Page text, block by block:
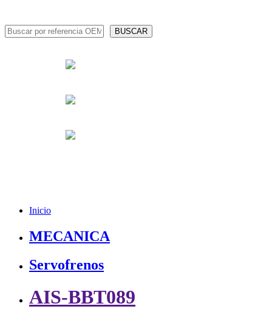
Inicio
MECANICA
Servofrenos
AIS-BBT089